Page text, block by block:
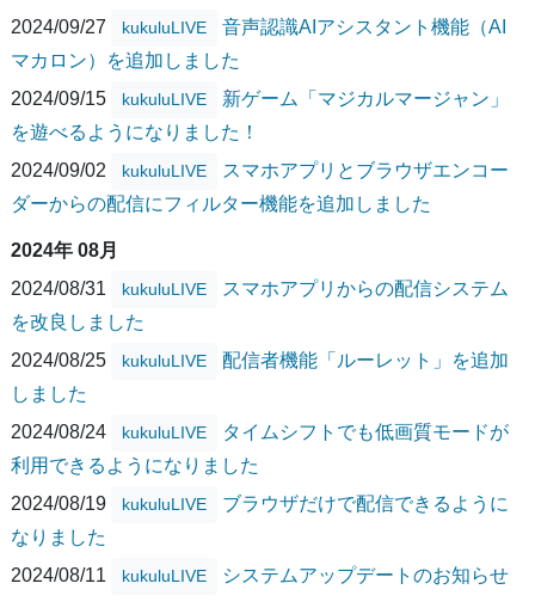
2024/09/27
kukuluLIVE
音声認識AIアシスタント機能（AI
マカロン）を追加しました
2024/09/15
kukuluLIVE
新ゲーム「マジカルマージャン」
を遊べるようになりました！
2024/09/02
kukuluLIVE
スマホアプリとブラウザエンコー
ダーからの配信にフィルター機能を追加しました
2024年 08月
2024/08/31
kukuluLIVE
スマホアプリからの配信システム
を改良しました
2024/08/25
kukuluLIVE
配信者機能「ルーレット」を追加
しました
2024/08/24
kukuluLIVE
タイムシフトでも低画質モードが
利用できるようになりました
2024/08/19
kukuluLIVE
ブラウザだけで配信できるように
なりました
2024/08/11
kukuluLIVE システムアップデートのお知らせ